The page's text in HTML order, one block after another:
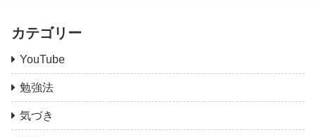
カテゴリー
YouTube
勉強法
気づき